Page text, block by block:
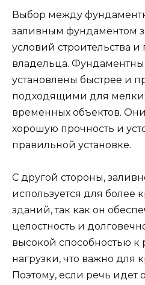
Выбор между
заливным фундаментом
условий строительства
владельца.
установлены быстрее и
подходящими для
временных объектов.
хорошую прочность и
правильной установке.
С другой стороны,
используется для более
зданий, так как он
целостность и
высокой способностью
нагрузки, что важно для
Поэтому, если речь идет